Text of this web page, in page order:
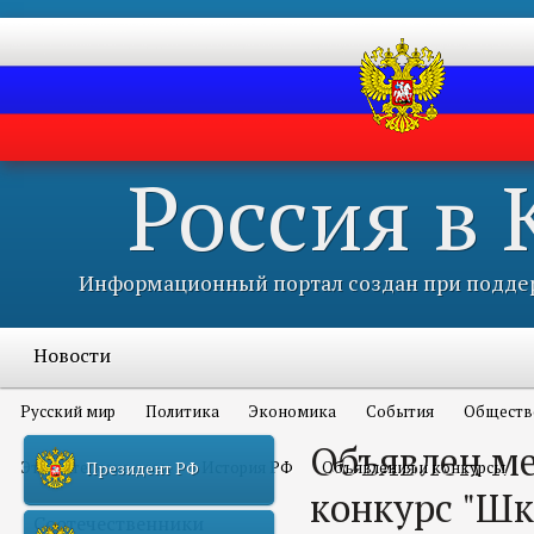
Россия в
Информационный портал создан при
Новости
Русский мир Политика Экономика События
Это интересно всем История РФ Объявления и конкурсы
Соотечественники
Президент РФ
Объявлен
конкурс